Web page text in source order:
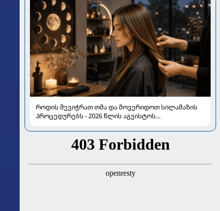
როდის შევიჭრათ თმა და მოვერიდოთ სილამაზის
პროცედურებს - 2026 წლის აგვისტოს